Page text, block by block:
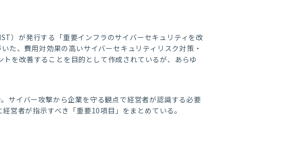
が発行する「重要インフラのサイバーセキュリティを改
た、費用対効果の高いサイバーセキュリティリスク対策・
を改善することを目的として作成されているが、あらゆ
サイバー攻撃から企業を守る観点で経営者が認識する必要
営者が指示すべき「重要10項目」をまとめている。